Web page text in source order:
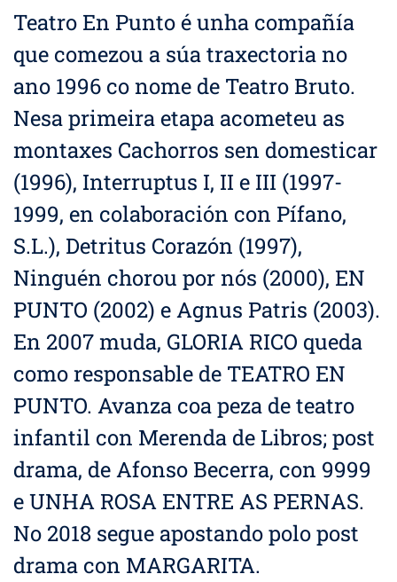
Teatro En Punto é unha compañía
que comezou a súa traxectoria no
ano 1996 co nome de Teatro Bruto.
Nesa primeira etapa acometeu as
montaxes Cachorros sen domesticar
(1996), Interruptus I, II e III (1997-
1999, en colaboración con Pífano,
S.L.), Detritus Corazón (1997),
Ninguén chorou por nós (2000), EN
PUNTO (2002) e Agnus Patris (2003).
En 2007 muda, GLORIA RICO queda
como responsable de TEATRO EN
PUNTO. Avanza coa peza de teatro
infantil con Merenda de Libros; post
drama, de Afonso Becerra, con 9999
e UNHA ROSA ENTRE AS PERNAS.
No 2018 segue apostando polo post
drama con MARGARITA.